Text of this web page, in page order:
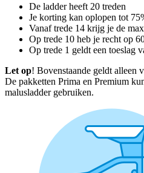
De ladder heeft 20 treden
Je korting kan oplopen tot
Vanaf trede 14 krijg je de
Op trede 10 heb je recht op
Op trede 1 geldt een toeslag
Let op! Bovenstaande geldt alleen
De pakketten Prima en Premium
malusladder gebruiken.